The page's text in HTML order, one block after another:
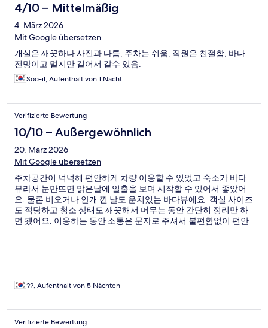
4/10 – Mittelmäßig
4. März 2026
Mit Google übersetzen
개실은 깨끗하나 사진과 다름, 주차는 쉬움, 직원은 친절함, 바다
전망이고 멀지만 걸어서 갈수 있음.
Soo-il, Aufenthalt von 1 Nacht
Verifizierte Bewertung
10/10 – Außergewöhnlich
20. März 2026
Mit Google übersetzen
주차공간이 넉넉해 편안하게 차량 이용할 수 있었고 숙소가 바다
뷰라서 눈만뜨면 맑은날에 일출을 보며 시작할 수 있어서 좋았어
요. 물론 비오거나 안개 낀 날도 운치있는 바다뷰에요. 객실 사이즈
도 적당하고 청소 상태도 깨끗해서 머무는 동안 간단히 정리만 하
면 됐어요. 이용하는 동안 소통은 문자로 주셔서 불편함없이 편안
??, Aufenthalt von 5 Nächten
Verifizierte Bewertung